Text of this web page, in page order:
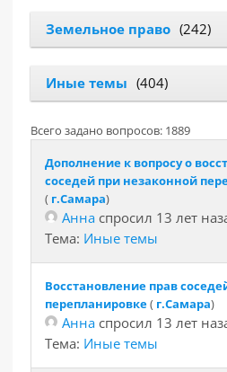
Земельное право (242)
Иные темы (404)
Всего задано вопросов: 1889
Дополнение к вопросу о
соседей при незаконной
( г.Самара)
Анна спросил 13 лет
Тема: Иные темы
Восстановление прав
перепланировке( г.Самара)
Анна спросил 13 лет
Тема: Иные темы